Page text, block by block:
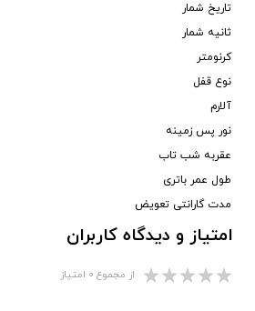
تاریخ شمار
ثانیه شمار
کرنومتر
نوع قفل
آلارم
نور پس زمینه
عقربه شب تاب
طول عمر باتری
مدت گارانتی تعویض
امتیاز و دیدگاه کاربران
از مجموع ۰ امتیاز